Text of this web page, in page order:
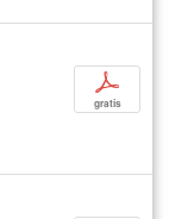
p
gratis